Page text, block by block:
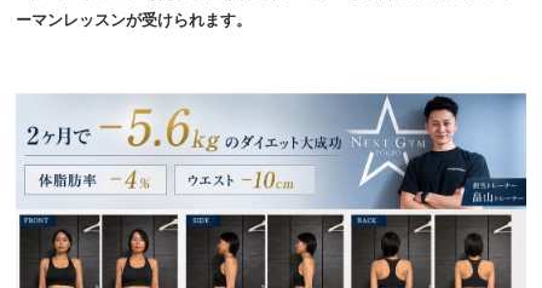
ーマンレッスンが受けられます。